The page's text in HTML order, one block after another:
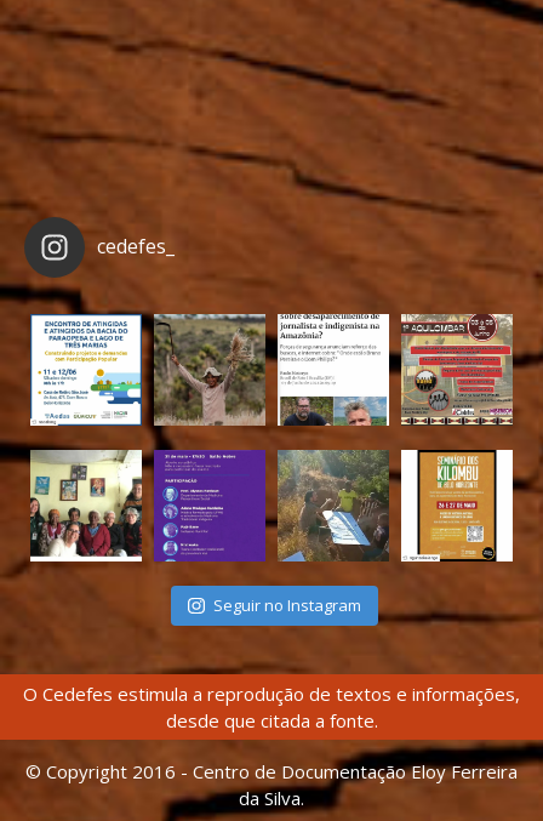
cedefes_
Seguir no Instagram
O Cedefes estimula a reprodução de textos e informações,
desde que citada a fonte.
© Copyright 2016 - Centro de Documentação Eloy Ferreira
da Silva.